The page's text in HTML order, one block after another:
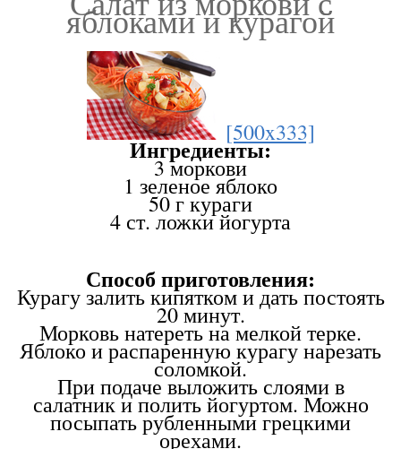
яблоками и курагой
[500x333]
Ингредиенты:
3 моркови
1 зеленое яблоко
50 г кураги
4 ст. ложки йогурта
Способ приготовления:
Курагу залить кипятком и дать постоять
20 минут.
Морковь натереть на мелкой терке.
Яблоко и распаренную курагу нарезать
соломкой.
При подаче выложить слоями в
салатник и полить йогуртом. Можно
посыпать рубленными грецкими
орехами.